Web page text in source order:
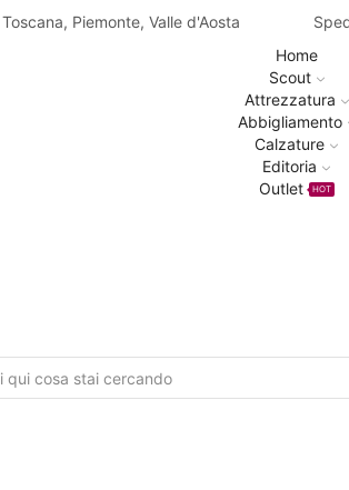
Piemonte, Valle d'Aosta
Home
Scout
Attrezzatura
Abbigliamento
Calzature
Editoria
Outlet
HOT